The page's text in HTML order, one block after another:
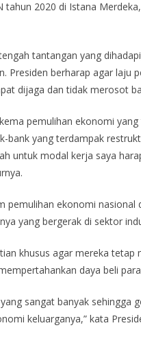
2020 di Istana
tantangan yang
Presiden berharap agar laju
dijaga dan tidak merosot
pemulihan ekonomi
bank yang terdampak
untuk modal kerja saya
pemulihan ekonomi
yang bergerak di sektor
khusus agar mereka
daya beli
sangat banyak sehingga
keluarganya,” kata